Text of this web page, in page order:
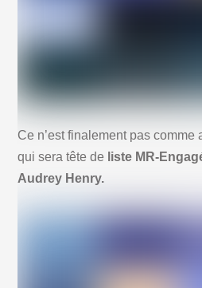
Ce n’est finalement pas comme
qui sera tête de liste MR-
Audrey Henry.